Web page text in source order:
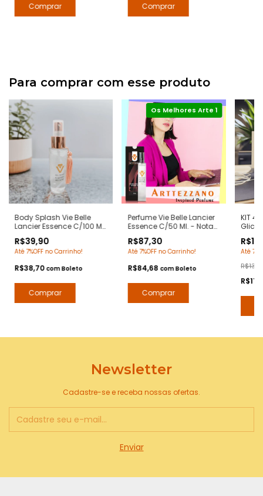
Para comprar com esse produto
Body Splash Vie Belle
Lancier Essence C/100 Ml.
Lancome - Deo Colônia
Desodorante Corporal -
R$39,90
Até 7%OFF no Carrinho!
R$38,70 comBoleto
Perfume Vie Belle Lancier
Essence C/50 Ml. - Notas
Contratipos Premium -
Arte 1 Perfumes
R$87,30
Até 7%OFF no Carrinho!
R$84,68 comBoleto
KIT 4
Notas
com
Arte 1
Até
Newsletter
Cadastre-se e receba nossas ofertas.